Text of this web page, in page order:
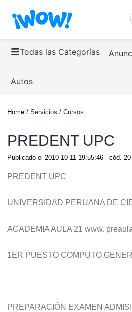
Todas las Categorías
Autos
Home / Servicios / Cursos
PREDENT UPC
Publicado el 2010-10-11 19:55:46 - cód.
PREDENT UPC
UNIVERSIDAD PERUANA DE
ACADEMIA AULA 21 www.
1ER PUESTO COMPUTO
PREPARACIÓN EXAMEN